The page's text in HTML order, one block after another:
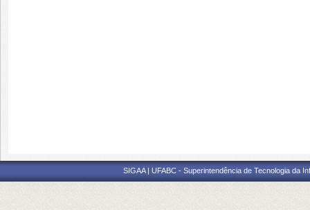
SIGAA | UFABC - Superintendência de Tecnologia da